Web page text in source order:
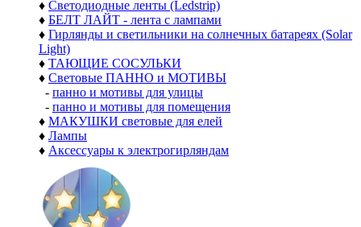
♦ Светодиодные ленты (Ledstrip)
♦ БЕЛТ ЛАЙТ - лента с лампами
♦ Гирлянды и светильники на солнечных батареях (Solar
Light)
♦ ТАЮЩИЕ СОСУЛЬКИ
♦ Световые ПАННО и МОТИВЫ
- панно и мотивы для улицы
- панно и мотивы для помещения
♦ МАКУШКИ световые для елей
♦ Лампы
♦ Аксессуары к электрогирляндам